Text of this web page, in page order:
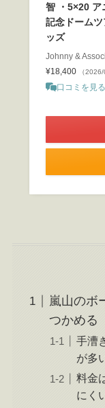
智 ・5×20 ア
記念ドーム
ッズ
Johnny &
¥18,400
（
口コミを見る
嵐山のボ
つかめる
手漕
が多
料金
にく